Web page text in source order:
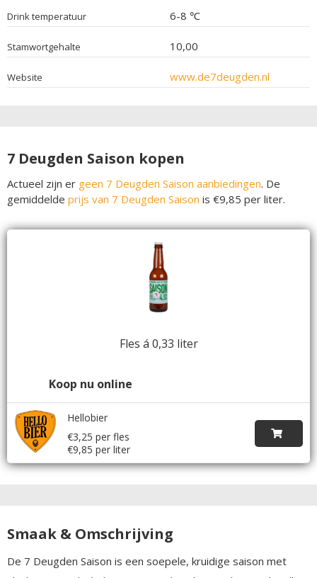
Drink temperatuur 6-8 ℃
Stamwortgehalte 10,00
Website www.de7deugden.nl
7 Deugden Saison kopen
Actueel zijn er geen 7 Deugden Saison aanbiedingen. De
gemiddelde prijs van 7 Deugden Saison is €9,85 per liter.
Fles á 0,33 liter
Koop nu online
Hellobier
€3,25 per fles
€9,85 per liter
Smaak & Omschrijving
De 7 Deugden Saison is een soepele, kruidige saison met